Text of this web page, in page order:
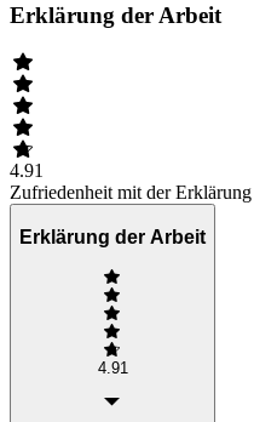
Erklärung der Arbeit
4.91
Zufriedenheit mit der
Erklärung der Arbeit
4.91